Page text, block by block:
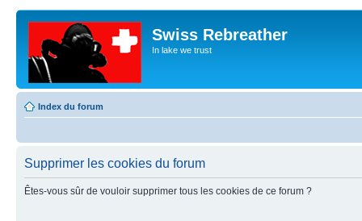
Swiss Rebreather
In lake we trust
Index du forum
Supprimer les cookies du forum
Êtes-vous sûr de vouloir supprimer tous les cookies de ce forum ?